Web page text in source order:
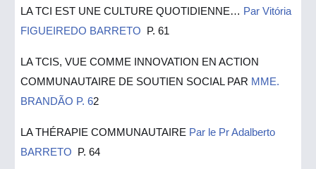
LA TCI EST UNE CULTURE QUOTIDIENNE… Par Vitória
FIGUEIREDO BARRETO
P. 61
LA TCIS, VUE COMME INNOVATION EN ACTION
COMMUNAUTAIRE DE SOUTIEN SOCIAL PAR MME.
BRANDÃO P. 62
LA THÉRAPIE COMMUNAUTAIRE Par le Pr Adalberto
BARRETO P. 64